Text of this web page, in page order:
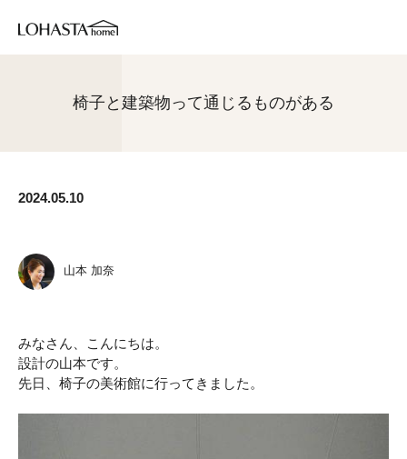
椅子と建築物って通じるものがある
2024.05.10
山本 加奈
みなさん、こんにちは。
設計の山本です。
先日、椅子の美術館に行ってきました。